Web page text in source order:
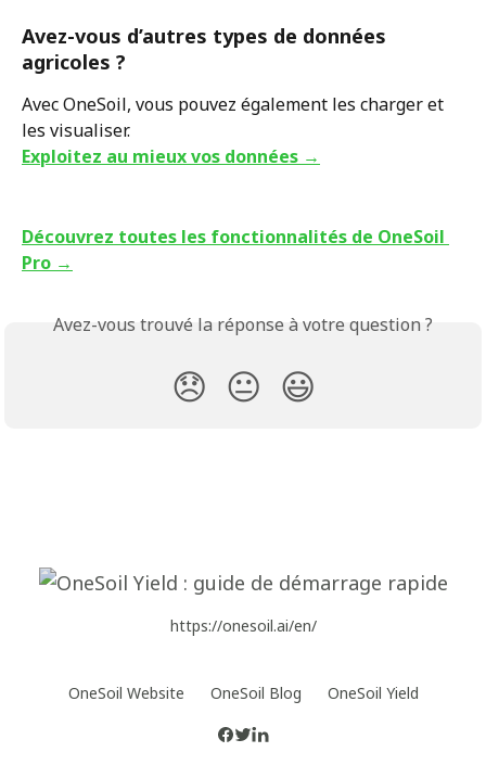
Avez-vous d’autres types de données
agricoles ?
Avec OneSoil, vous pouvez également les charger et
les visualiser.
Exploitez au mieux vos données →
Découvrez toutes les fonctionnalités de OneSoil
Pro →
Avez-vous trouvé la réponse à votre question ?
😞 😐 😃
https://onesoil.ai/en/
OneSoil Website OneSoil Blog OneSoil Yield